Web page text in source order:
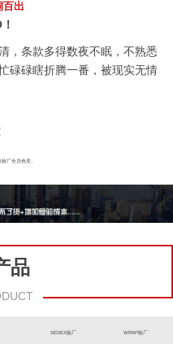
百出
，条款多得数夜不眠，不熟悉
碌碌瞎折腾一番，被现实无情
厂全员色变。
品
SEDEX验厂 WRAP验厂